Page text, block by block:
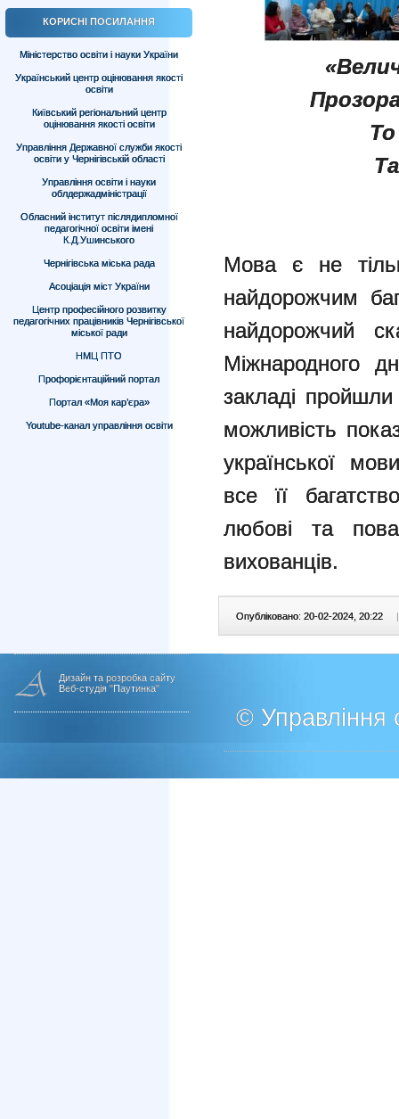
КОРИСНІ ПОСИЛАННЯ
Міністерство освіти і науки України
Український центр оцінювання якості
освіти
Київський регіональний центр
оцінювання якості освіти
Управління Державної служби якості
освіти у Чернігівській області
Управління освіти і науки
облдержадміністрації
Обласний інститут післядипломної
педагогічної освіти імені
К.Д.Ушинського
Чернігівська міська рада
Асоціація міст України
Центр професійного розвитку
педагогічних працівників Чернігівської
міської ради
НМЦ ПТО
Профорієнтаційний портал
Портал «Моя кар’єра»
Youtube-канал управління освіти
Мова є не
найдорожчим
найдорожчий
Міжнародного
закладі
можливість
української
все її
любові та
вихованців.
Опубліковано: 20-02-2024, 20:22 |
Дизайн та розробка сайту
Веб-студія "Паутинка"
© Управління